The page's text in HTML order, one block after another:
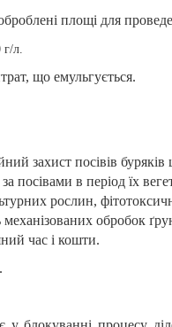
площі для
г/л
що емульгується.
захист посівів
посівами в період їх
рослин,
обробок
час і кошти.
.